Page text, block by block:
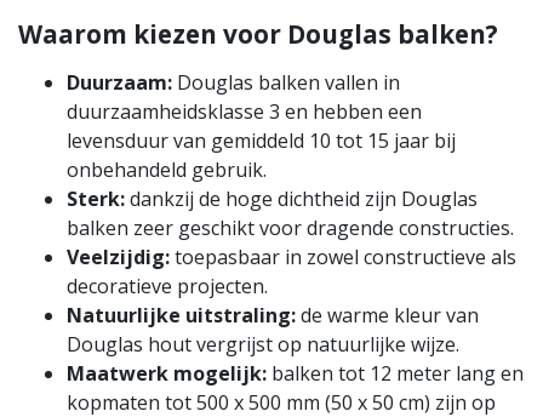
Waarom kiezen voor Douglas balken?
Duurzaam: Douglas balken vallen in
duurzaamheidsklasse 3 en hebben een
levensduur van gemiddeld 10 tot 15 jaar bij
onbehandeld gebruik.
Sterk:dankzij de hoge dichtheid zijn Douglas
balken zeer geschikt voor dragende constructies.
Veelzijdig:toepasbaar in zowel constructieve als
decoratieve projecten.
Natuurlijke uitstraling:de warme kleur van
Douglas hout vergrijst op natuurlijke wijze.
Maatwerk mogelijk: balken tot 12 meter lang en
kopmaten tot 500 x 500 mm (50 x 50 cm) zijn op